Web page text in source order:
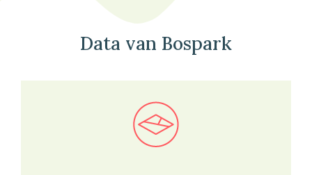
Data van Bospark
Bekijk in onze kaartviewer